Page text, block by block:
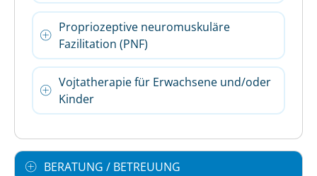
Propriozeptive neuromuskuläre
Fazilitation (PNF)
Vojtatherapie für Erwachsene und/oder
Kinder
BERATUNG / BETREUUNG